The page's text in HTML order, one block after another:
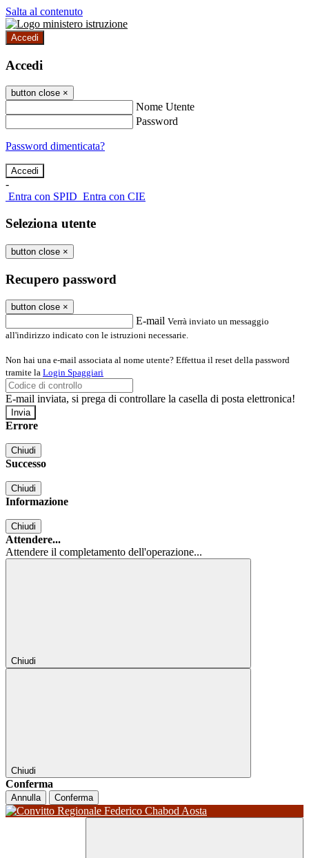
Salta al contenuto
Accedi
Accedi
button close ×
Nome Utente
Password
Password dimenticata?
-
Entra con SPID Entra con CIE
Seleziona utente
button close ×
Recupero password
button close ×
E-mail Verrà inviato un messaggio
all'indirizzo indicato con le istruzioni necessarie.
Non hai una e-mail associata al nome utente? Effettua il reset della password
tramite la Login Spaggiari
E-mail inviata, si prega di controllare la casella di posta elettronica!
Errore
Chiudi
Successo
Chiudi
Informazione
Chiudi
Attendere...
Attendere il completamento dell'operazione...
Chiudi
Chiudi
Conferma
Annulla Conferma